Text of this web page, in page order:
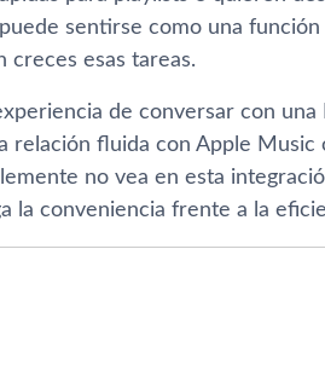
sentirse como una
creces esas tareas.
de conversar con
relación fluida con Apple
no vea en esta
la conveniencia frente a la